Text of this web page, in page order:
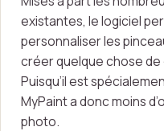
existantes, le logiciel
personnaliser les
créer quelque chose de
Puisqu’il est
MyPaint a donc moins
photo.